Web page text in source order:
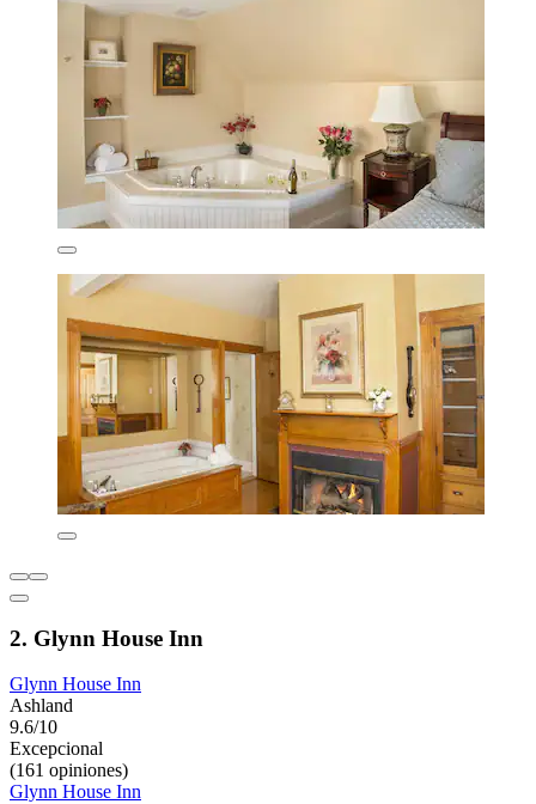
2. Glynn House Inn
Glynn House Inn
Ashland
9.6/10
Excepcional
(161 opiniones)
Glynn House Inn